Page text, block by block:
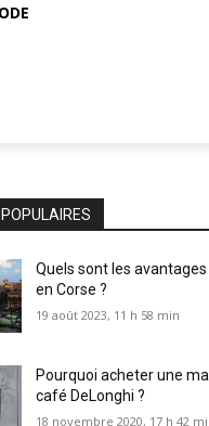
Quels sont les avantages
en Corse ?
19 août 2023, 11 h 58 min
Pourquoi acheter une
café DeLonghi ?
18 novembre 2020, 17 h 42